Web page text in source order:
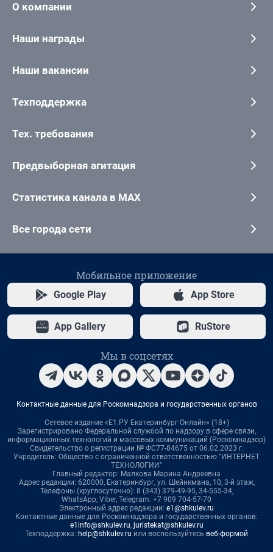
О компании
Наши награды
Наши вакансии
Техподдержка
Тех. требования
Предвыборная агитация
Статистика канала в MAX
Все города сети
Мобильное приложение
Google Play App Store
App Gallery RuStore
Мы в соцсетях
Контактные данные для Роскомнадзора и государственных органов
Сетевое издание «Е1.РУ Екатеринбург Онлайн» (18+)
Зарегистрировано Федеральной службой по надзору в сфере связи,
информационных технологий и массовых коммуникаций (Роскомнадзор)
Свидетельство о регистрации № ФС77-84675 от 06.02.2023 г.
Учредитель: Общество с ограниченной ответственностью "ИНТЕРНЕТ
ТЕХНОЛОГИИ"
Главный редактор: Малкова Марина Андреевна
Адрес редакции: 620000, Екатеринбург, ул. Шейнкмана, 10, 3-й этаж,
Телефоны (круглосуточно): 8 (343) 379-49-95, 34-555-34,
WhatsApp, Viber, Telegram: +7 909 704-57-70
Электронный адрес редакции: e1@shkulev.ru
Контактные данные для Роскомнадзора и государственных органов:
e1info@shkulev.ru, juristekat@shkulev.ru
Техподдержка: help@shkulev.ru или воспользуйтесь веб-формой